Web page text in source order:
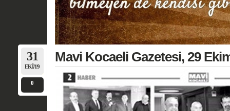
31
EKI/19
0
Mavi Kocaeli Gazetesi, 29